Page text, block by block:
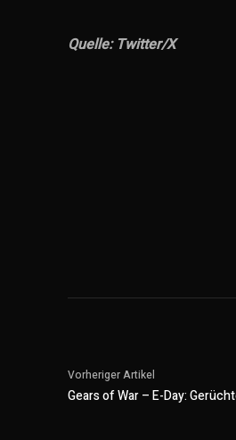
Quelle: Twitter/X
Vorheriger Artikel
Gears of War – E-Day: